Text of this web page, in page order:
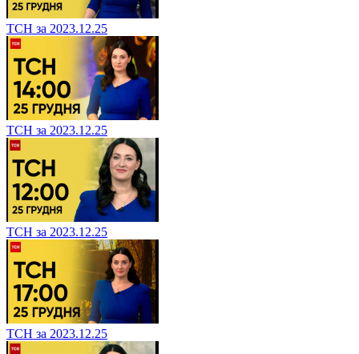
ТСН за 2023.12.25
ТСН за 2023.12.25
ТСН за 2023.12.25
ТСН за 2023.12.25